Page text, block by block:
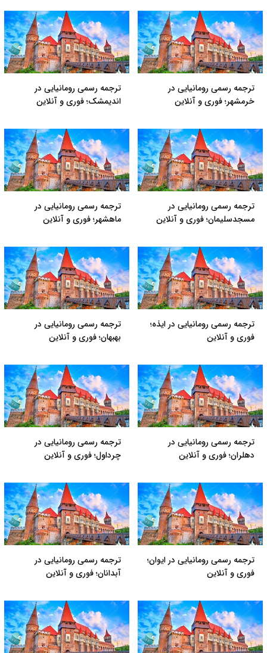
ترجمه رسمی رومانیایی در
خرمشهر؛ فوری و آنلاین
ترجمه رسمی رومانیایی در
اندیمشک؛ فوری و آنلاین
ترجمه رسمی رومانیایی در
مسجدسلیمان؛ فوری و آنلاین
ترجمه رسمی رومانیایی در
ماهشهر؛ فوری و آنلاین
ترجمه رسمی رومانیایی در ایذه؛
فوری و آنلاین
ترجمه رسمی رومانیایی در
بهبهان؛ فوری و آنلاین
ترجمه رسمی رومانیایی در
دهلران؛ فوری و آنلاین
ترجمه رسمی رومانیایی در
چرداول؛ فوری و آنلاین
ترجمه رسمی رومانیایی در ایوان؛
فوری و آنلاین
ترجمه رسمی رومانیایی در
آبدانان؛ فوری و آنلاین